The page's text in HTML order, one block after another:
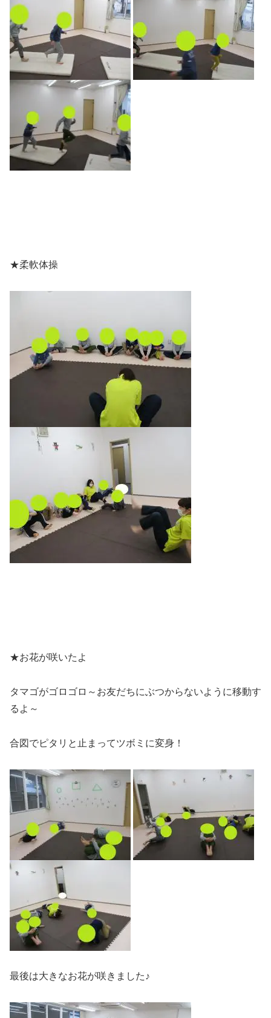
★柔軟体操
★お花が咲いたよ
タマゴがゴロゴロ～お友だちにぶつからないように移動す
るよ～
合図でピタリと止まってツボミに変身！
最後は大きなお花が咲きました♪